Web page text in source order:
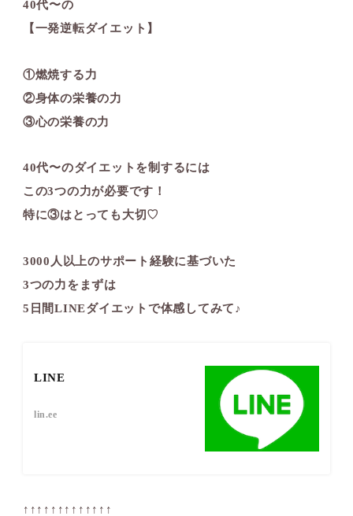
40代〜の
【一発逆転ダイエット】
①燃焼する力
②身体の栄養の力
③心の栄養の力
40代〜のダイエットを制するには
この3つの力が必要です！
特に③はとっても大切♡
3000人以上のサポート経験に基づいた
3つの力をまずは
5日間LINEダイエットで体感してみて♪
LINE
lin.ee
↑↑↑↑↑↑↑↑↑↑↑↑↑